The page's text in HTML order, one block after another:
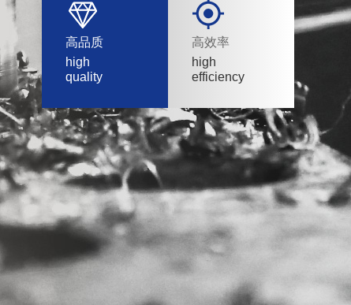
高品质
high
quality
高效率
high
efficiency